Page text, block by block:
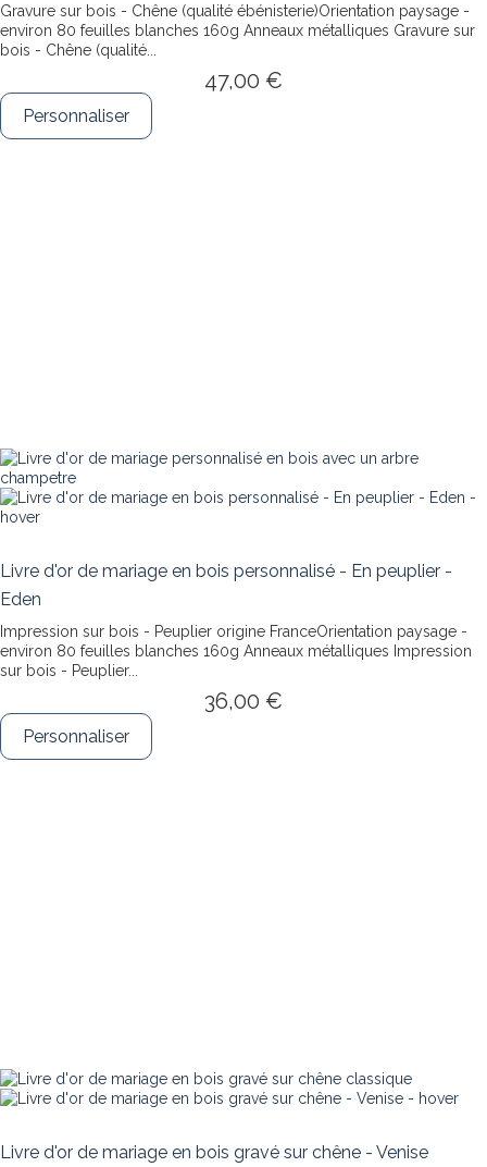
Gravure sur bois - Chêne (qualité ébénisterie)Orientation paysage -
environ 80 feuilles blanches 160g Anneaux métalliques Gravure sur
bois - Chêne (qualité...
47,00 €
Personnaliser
Livre d'or de mariage en bois personnalisé - En peuplier -
Eden
Impression sur bois - Peuplier origine FranceOrientation paysage -
environ 80 feuilles blanches 160g Anneaux métalliques Impression
sur bois - Peuplier...
36,00 €
Personnaliser
Livre d'or de mariage en bois gravé sur chêne - Venise